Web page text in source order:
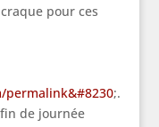
pour ces
permalink&#8230;.
de journée